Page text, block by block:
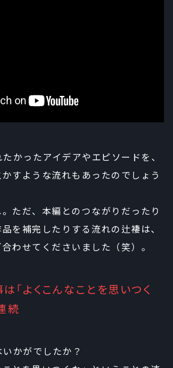
たかったアイデアやエピソードを、
すような流れもあったのでしょう
ただ、本編とのつながりだったり
を補完したりする流れの辻褄は、
わせてくださいました（笑）。
「よくこんなことを思いつく
続
いかがでしたか？